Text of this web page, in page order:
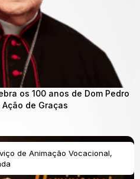
os 100 anos de Dom Pedro
de Graças
de Animação Vocacional,